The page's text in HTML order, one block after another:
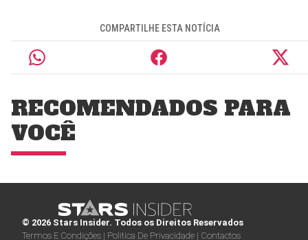
COMPARTILHE ESTA NOTÍCIA
RECOMENDADOS PARA
VOCÊ
© 2026 Stars Insider. Todos os Direitos Reservados
Termos E Condições | Politica De Privacidade | Contactos